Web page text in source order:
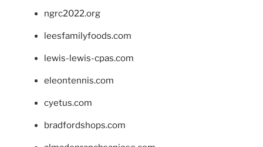
ngrc2022.org
leesfamilyfoods.com
lewis-lewis-cpas.com
eleontennis.com
cyetus.com
bradfordshops.com